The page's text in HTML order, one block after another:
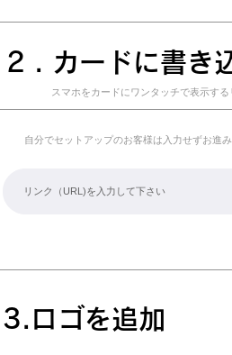
​2 . カードに書き
スマホをカードにワンタッチで表示する
自分でセットアップのお客様は入力せずお進み
​3.ロゴを追加